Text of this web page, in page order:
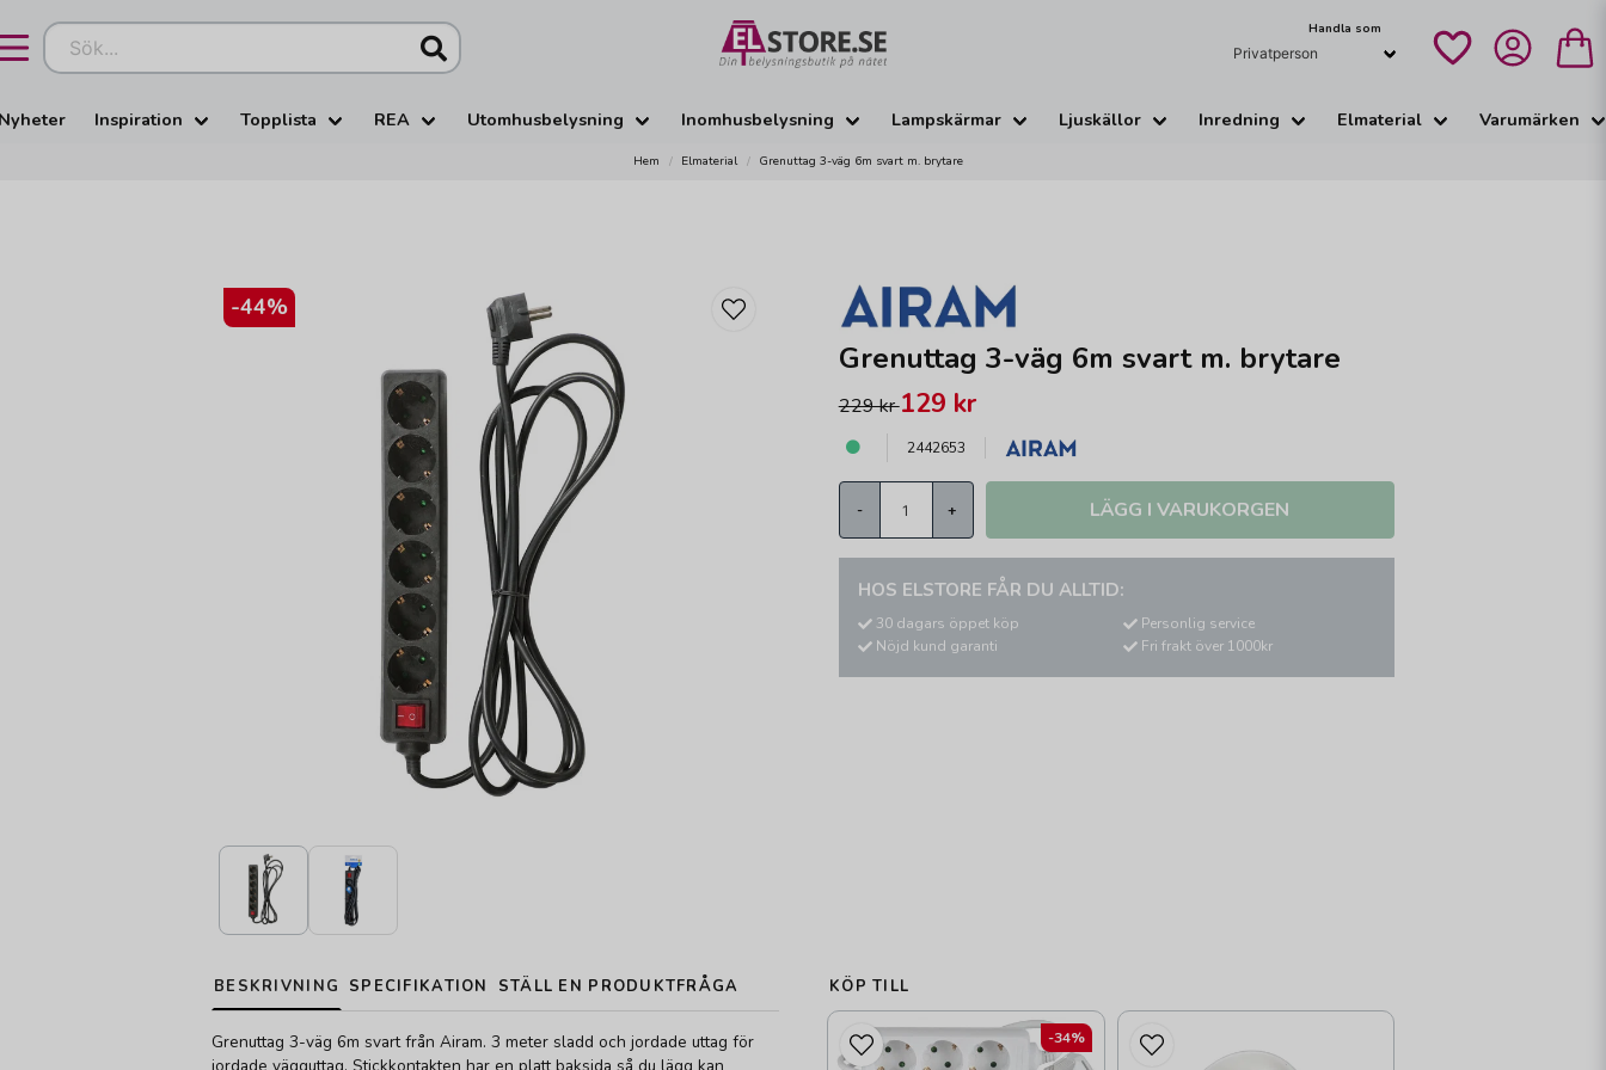
Sök... Handla som
Inspiration Topplista REA Utomhusbelysning Inomhusbelysning Lampskärmar Ljuskällor Inredning Elmaterial Varumärken
Hem Elmaterial Grenuttag 3-väg 6m svart m. brytare
-44%
Grenuttag 3-väg 6m svart m. brytare
229 kr129 kr
2442653
- + LÄGG I VARUKORGEN
HOS ELSTORE FÅR DU ALLTID:
30 dagars öppet köp
Nöjd kund garanti
Personlig service
Fri frakt över 1000kr
BESKRIVNING SPECIFIKATION STÄLL EN PRODUKTFRÅGA
Grenuttag 3-väg 6m svart från Airam. 3 meter sladd och jordade uttag för
KÖP TILL
-34%